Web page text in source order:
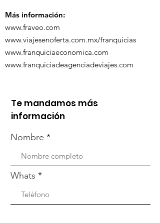
Más información:
www.fraveo.com
www.viajesenoferta.com.mx/franquicias
www.franquiciaeconomica.com
www.franquiciadeagenciadeviajes.com
Te mandamos más
información
Nombre
Whats